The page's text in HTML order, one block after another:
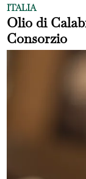
ITALIA
Olio di
Consorzio